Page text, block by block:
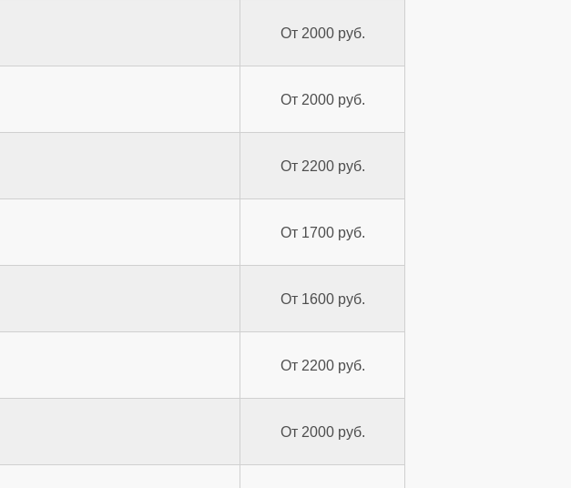
От 2000 руб.
От 2000 руб.
От 2200 руб.
От 1700 руб.
От 1600 руб.
От 2200 руб.
От 2000 руб.